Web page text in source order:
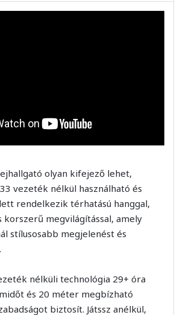
olyan kifejező lehet,
vezeték nélkül használható és
rendelkezik térhatású hanggal,
korszerű megvilágítással, amely
stílusosabb megjelenést és
nélküli technológia 29+ óra
és 20 méter megbízható
biztosít. Játssz anélkül,